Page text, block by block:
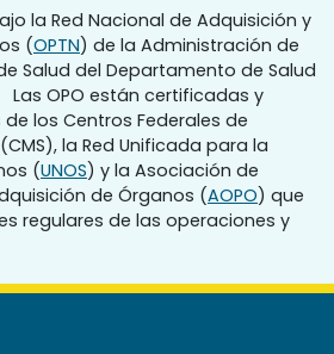
la Red Nacional de Adquisición y
(OPTN) de la Administración de
Salud del Departamento de Salud
Las OPO están certificadas y
los Centros Federales de
la Red Unificada para la
(UNOS) y la Asociación de
de Órganos (AOPO) que
regulares de las operaciones y